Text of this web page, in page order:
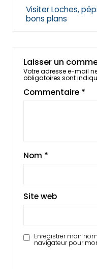
Visiter Loches,
bons plans
Laisser un
Votre adresse e-mail
obligatoires sont
Commentaire *
Nom *
Site web
Enregistrer mon
navigateur pour